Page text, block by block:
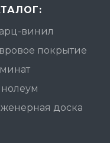
винил
покрытие
доска